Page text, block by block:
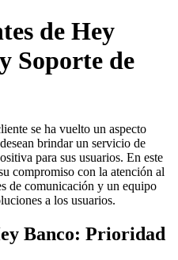
de Hey
Soporte de
se ha vuelto un aspecto
brindar un servicio de
para sus usuarios. En este
compromiso con la atención al
de comunicación y un equipo
a los usuarios.
Banco: Prioridad